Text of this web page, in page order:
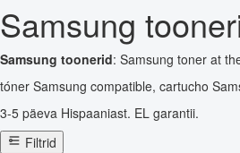
Samsung
Samsung toonerid: Samsung toner at
tóner Samsung compatible, cartucho
3-5 päeva Hispaaniast. EL garantii.
Filtrid